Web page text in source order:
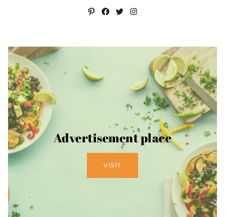
Pinterest
Facebook
Twitter
Instagram
Advertisement place
VISIT